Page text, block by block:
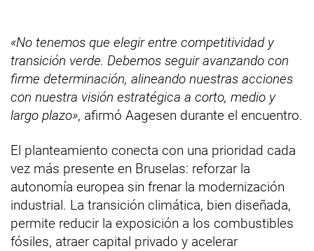
«No tenemos que elegir entre competitividad y
transición verde. Debemos seguir avanzando con
firme determinación, alineando nuestras acciones
con nuestra visión estratégica a corto, medio y
largo plazo», afirmó Aagesen durante el encuentro.
El planteamiento conecta con una prioridad cada
vez más presente en Bruselas: reforzar la
autonomía europea sin frenar la modernización
industrial. La transición climática, bien diseñada,
permite reducir la exposición a los combustibles
fósiles, atraer capital privado y acelerar